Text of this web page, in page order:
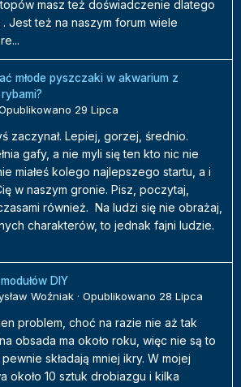
masz też doświadczenie dlatego
. Jest też na naszym forum wiele
młode pyszczaki w akwarium z
29 Lipca
zaczynał. Lepiej, gorzej, średnio.
gafy, a nie myli się ten kto nic nie
miałeś kolego najlepszego startu, a i
w naszym gronie. Pisz, poczytaj,
również. Na ludzi się nie obrażaj,
charakterów, to jednak fajni ludzie.
DIY
Woźniak · Opublikowano 28 Lipca
problem, choć na razie nie aż tak
obsada ma około roku, więc nie są to
składają mniej ikry. W mojej
około 10 sztuk drobiazgu i kilka